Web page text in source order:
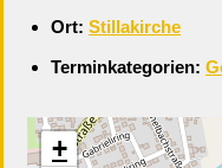
Ort: Stillakirche
Terminkategorien:
+